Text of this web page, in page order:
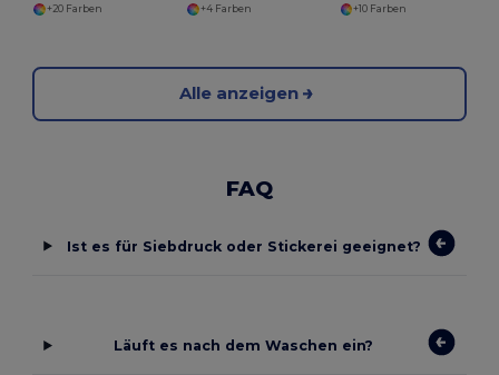
+20 Farben
+4 Farben
+10 Farben
Alle anzeigen
FAQ
Ist es für Siebdruck oder Stickerei geeignet?
Läuft es nach dem Waschen ein?